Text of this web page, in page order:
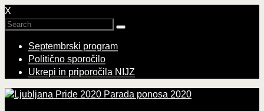
X
Septembrski program
Politično sporočilo
Ukrepi in priporočila NIJZ
Parada ponosa 2020